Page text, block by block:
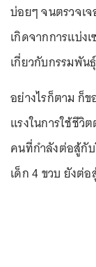
บ่อยๆ จนตรวจเจ
เกิดจากการแบ่
เกี่ยวกับกรรมพัน
อย่างไรก็ตาม ก็
แรงในการใช้ชีวิ
คนที่กำลังต่อสู้กับ
เด็ก 4 ขวบ ยังต่